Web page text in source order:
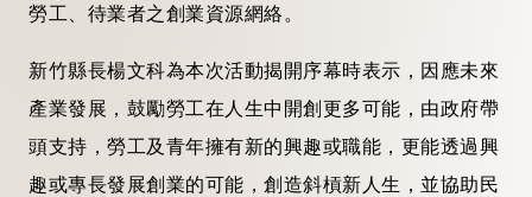
勞工、待業者之創業資源網絡。
新竹縣長楊文科為本次活動揭開序幕時表示，因應未來
產業發展，鼓勵勞工在人生中開創更多可能，由政府帶
頭支持，勞工及青年擁有新的興趣或職能，更能透過興
趣或專長發展創業的可能，創造斜槓新人生，並協助民